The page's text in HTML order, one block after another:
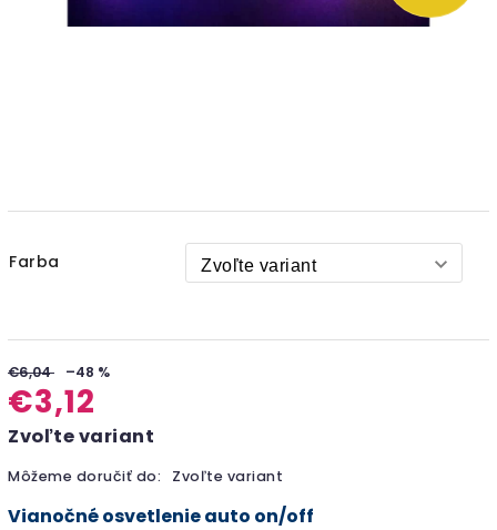
Farba
€6,04 –48 %
€3,12
Zvoľte variant
Môžeme doručiť do: Zvoľte variant
Vianočné osvetlenie auto on/off